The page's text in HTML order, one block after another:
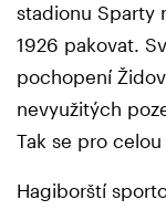
stadionu Sparty
1926 pakovat.
pochopení
nevyužitých
Tak se pro
Hagiborští